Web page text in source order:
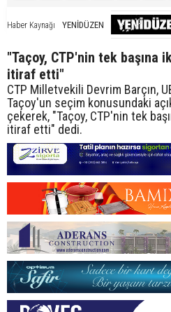
Haber Kaynağı YENİDÜZEN
"Taçoy, CTP'nin tek başına
itiraf etti"
CTP Milletvekili Devrim Barçın,
Taçoy'un seçim konusundaki
çekerek, "Taçoy, CTP'nin tek
itiraf etti" dedi.